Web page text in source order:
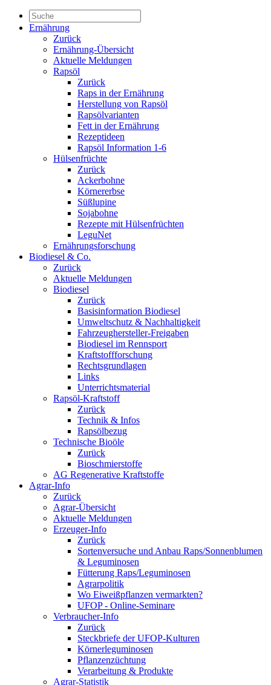
Ernährung
Zurück
Ernährung-Übersicht
Aktuelle Meldungen
Rapsöl
Zurück
Raps in der Ernährung
Herstellung von Rapsöl
Rapsölvarianten
Fett in der Ernährung
Rezeptideen
Rapsöl Information 1-6
Hülsenfrüchte
Zurück
Ackerbohne
Körnererbse
Süßlupine
Sojabohne
Rezepte mit Hülsenfrüchten
LeguNet
Ernährungsforschung
Biodiesel & Co.
Zurück
Aktuelle Meldungen
Biodiesel
Zurück
Basisinformation Biodiesel
Umweltschutz & Nachhaltigkeit
Fahrzeughersteller-Freigaben
Biodiesel im Rennsport
Kraftstoffforschung
Rechtsgrundlagen
Links
Unterrichtsmaterial
Rapsöl-Kraftstoff
Zurück
Technik & Infos
Rapsölbezug
Technische Bioöle
Zurück
Bioschmierstoffe
AG Regenerative Kraftstoffe
Agrar-Info
Zurück
Agrar-Übersicht
Aktuelle Meldungen
Erzeuger-Info
Zurück
Sortenversuche und Anbau Raps/Sonnenblumen
& Leguminosen
Fütterung Raps/Leguminosen
Agrarpolitik
Wo Eiweißpflanzen vermarkten?
UFOP - Online-Seminare
Verbraucher-Info
Zurück
Steckbriefe der UFOP-Kulturen
Körnerleguminosen
Pflanzenzüchtung
Verarbeitung & Produkte
Agrar-Statistik